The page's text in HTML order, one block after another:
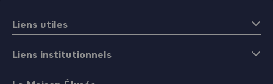
accueil favorable. Nous remercions Lord Carrington,
fait sur sa récente visite à Moscou et sur les discussions
qu'il y a eues au nom des Dix au sujet de cette
conférence.\
Liens utiles
Liens institutionnels